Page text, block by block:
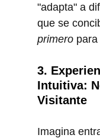
"adapta" a
que se
primero para
3.
Intuitiva:
Visitante
Imagina